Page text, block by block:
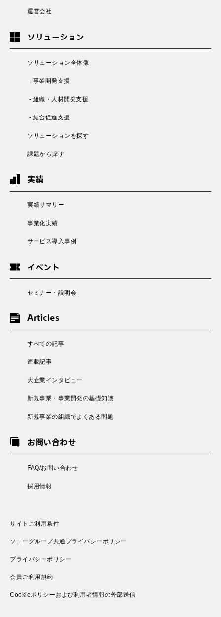
運営会社
ソリューション
ソリューション全体像
- 事業開発支援
- 組織・人材開発支援
- 結合促進支援
ソリューションを探す
課題から探す
実績
実績サマリー
事業化実績
サービス導入事例
イベント
セミナー・説明会
Articles
すべての記事
連載記事
大企業インタビュー
新規事業・事業開発の基礎知識
新規事業の組織でよくある問題
お問い合わせ
FAQ/お問い合わせ
採用情報
サイトご利用条件
ソニーグループ共通プライバシーポリシー
プライバシーポリシー
会員ご利用規約
Cookieポリシーおよび利用者情報の外部送信